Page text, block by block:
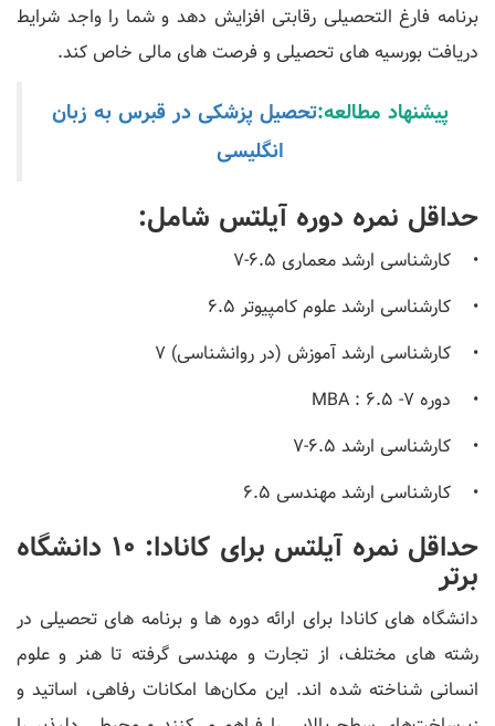
برنامه فارغ التحصیلی رقابتی افزایش دهد و شما را واجد شرایط
دریافت بورسیه های تحصیلی و فرصت های مالی خاص کند.
پیشنهاد مطالعه:تحصیل پزشکی در قبرس به زبان
انگلیسی
حداقل نمره دوره آیلتس شامل:
• کارشناسی ارشد معماری 6.5-7
• کارشناسی ارشد علوم کامپیوتر 6.5
• کارشناسی ارشد آموزش (در روانشناسی) 7
• دوره MBA : 6.5 -7
• کارشناسی ارشد 6.5-7
• کارشناسی ارشد مهندسی 6.5
حداقل نمره آیلتس برای کانادا: 10 دانشگاه
برتر
دانشگاه های کانادا برای ارائه دوره ها و برنامه های تحصیلی در
رشته های مختلف، از تجارت و مهندسی گرفته تا هنر و علوم
انسانی شناخته شده اند. این مکان‌ها امکانات رفاهی، اساتید و